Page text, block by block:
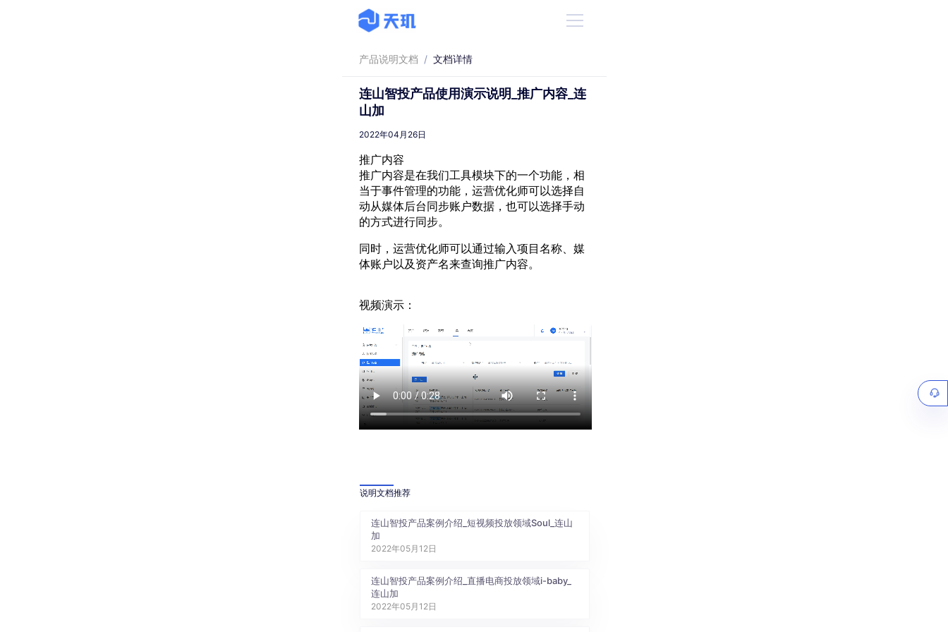
产品说明文档 / 文档详情
连山智投产品使用演示说明_推广内容_连
山加
2022年04月26日
推广内容
推广内容是在我们工具模块下的一个功能，相
当于事件管理的功能，运营优化师可以选择自
动从媒体后台同步账户数据，也可以选择手动
的方式进行同步。
同时，运营优化师可以通过输入项目名称、媒
体账户以及资产名来查询推广内容。
视频演示：
说明文档推荐
连山智投产品案例介绍_短视频投放领域Soul_连山
加
2022年05月12日
连山智投产品案例介绍_直播电商投放领域i-baby_
连山加
2022年05月12日